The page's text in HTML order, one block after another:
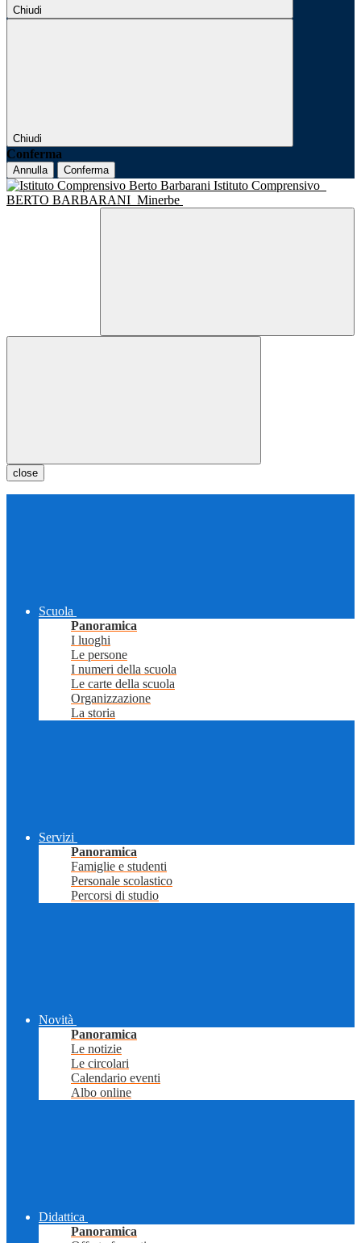
Chiudi
Chiudi
Conferma
Annulla Conferma
Istituto Comprensivo
BERTO BARBARANI Minerbe
close
Scuola
Panoramica
I luoghi
Le persone
I numeri della scuola
Le carte della scuola
Organizzazione
La storia
Servizi
Panoramica
Famiglie e studenti
Personale scolastico
Percorsi di studio
Novità
Panoramica
Le notizie
Le circolari
Calendario eventi
Albo online
Didattica
Panoramica